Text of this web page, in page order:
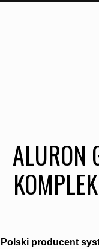
ALURON
Polski producent